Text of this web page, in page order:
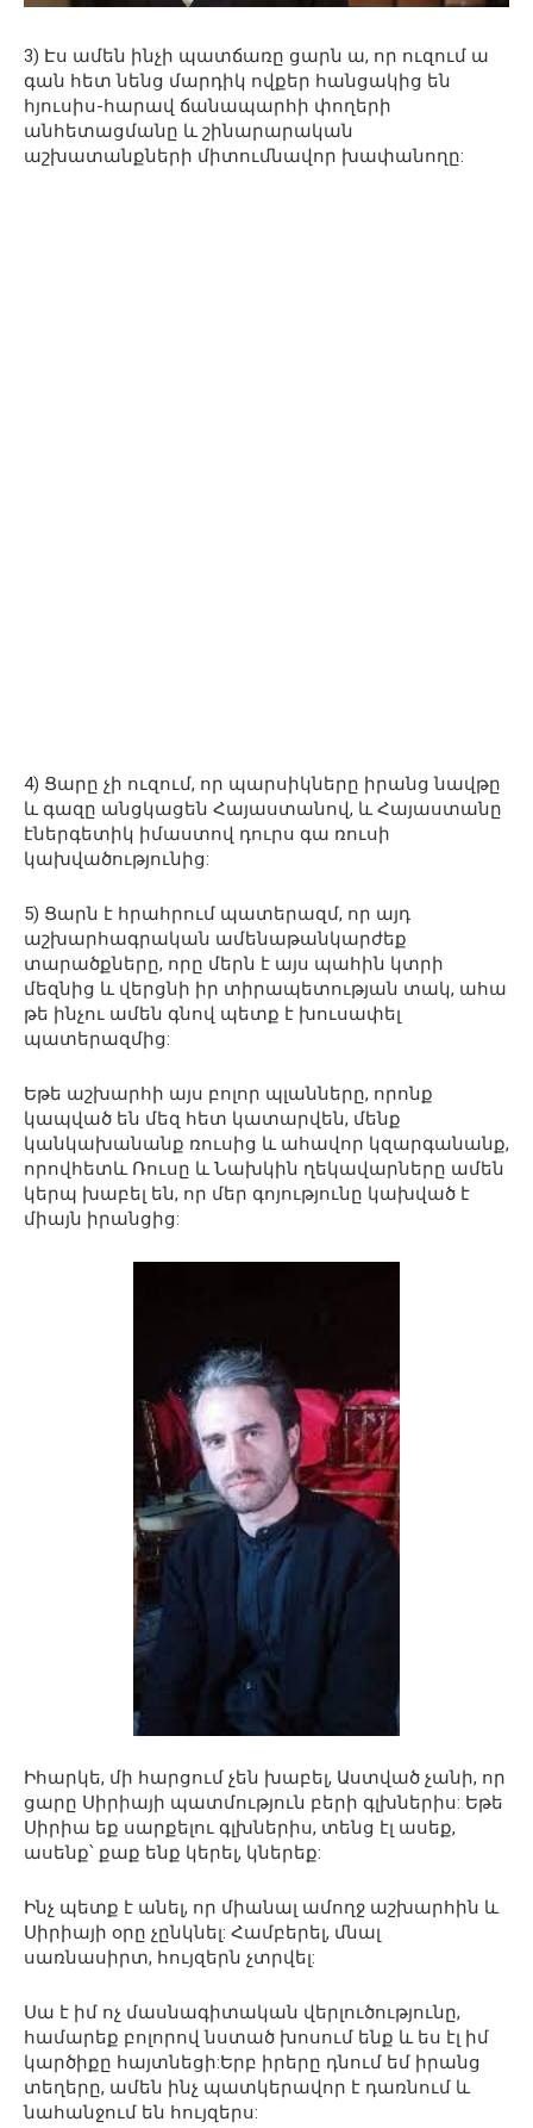
3) Էս ամեն ինչի պատճառը ցարն ա, որ ուզում ա
գան հետ նենց մարդիկ ովքեր հանցակից են
հյուսիս-հարավ ճանապարհի փողերի
անհետացմանը և շինարարական
աշխատանքների միտումնավոր խափանողը:
4) Ցարը չի ուզում, որ պարսիկները իրանց նավթը
և գազը անցկացեն Հայաստանով, և Հայաստանը
էներգետիկ իմաստով դուրս գա ռուսի
կախվածությունից:
5) Ցարն է հրահրում պատերազմ, որ այդ
աշխարհագրական ամենաթանկարժեք
տարածքները, որը մերն է այս պահին կտրի
մեզնից և վերցնի իր տիրապետության տակ, ահա
թե ինչու ամեն գնով պետք է խուսափել
պատերազմից:
Եթե աշխարհի այս բոլոր պլանները, որոնք
կապված են մեզ հետ կատարվեն, մենք
կանկախանանք ռուսից և ահավոր կզարգանանք,
որովհետև Ռուսը և Նախկին ղեկավարները ամեն
կերպ խաբել են, որ մեր գոյությունը կախված է
միայն իրանցից:
Իհարկե, մի հարցում չեն խաբել, Աստված չանի, որ
ցարը Սիրիայի պատմություն բերի գլխներիս: Եթե
Սիրիա եք սարքելու գլխներիս, տենց էլ ասեք,
ասենք՝ քաք ենք կերել, կներեք:
Ինչ պետք է անել, որ միանալ ամողջ աշխարհին և
Սիրիայի օրը չընկնել: Համբերել, մնալ
սառնասիրտ, հույզերն չտրվել:
Սա է իմ ոչ մասնագիտական վերլուծությունը,
համարեք բոլորով նստած խոսում ենք և ես էլ իմ
կարծիքը հայտնեցի:Երբ իրերը դնում եմ իրանց
տեղերը, ամեն ինչ պատկերավոր է դառնում և
նահանջում են հույզերս: